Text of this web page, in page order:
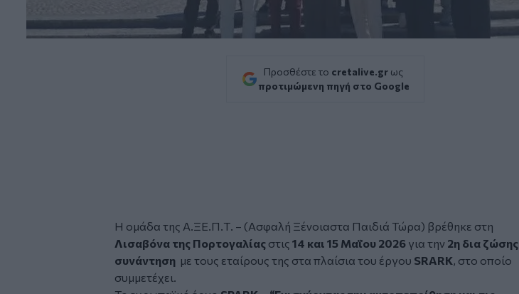
Προσθέστε το cretalive.gr ως
προτιμώμενη πηγή στο Google
Η ομάδα της Α.ΞΕ.Π.Τ. – (Ασφαλή Ξένοιαστα Παιδιά Τώρα) βρέθηκε στη
Λισαβόνα της Πορτογαλίας στις 14 και 15 Μαΐου 2026 για την 2η δια ζώσης
συνάντηση με τους εταίρους της στα πλαίσια του έργου SRARK, στο οποίο
συμμετέχει.